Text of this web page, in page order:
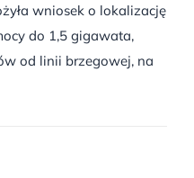
wniosek o lokalizację
do 1,5 gigawata,
od linii brzegowej, na